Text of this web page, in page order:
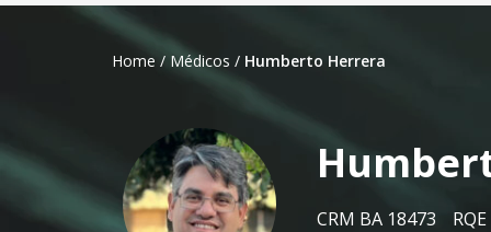
Home / Médicos / Humberto Herrera
CRM BA 18473